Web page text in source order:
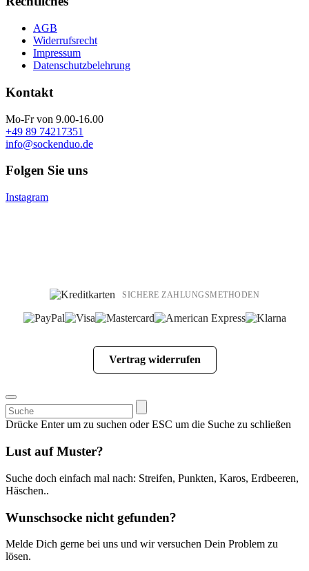
AGB
Widerrufsrecht
Impressum
Datenschutzbelehrung
Kontakt
Mo-Fr von 9.00-16.00
+49 89 74217351
info@sockenduo.de
Folgen Sie uns
Instagram
SICHERE ZAHLUNGSMETHODEN
Vertrag widerrufen
Suchen
nach:
Drücke Enter um zu suchen oder ESC um die Suche zu schließen
Lust auf Muster?
Suche doch einfach mal nach: Streifen, Punkten, Karos, Erdbeeren,
Häschen..
Wunschsocke nicht gefunden?
Melde Dich gerne bei uns und wir versuchen Dein Problem zu
lösen.